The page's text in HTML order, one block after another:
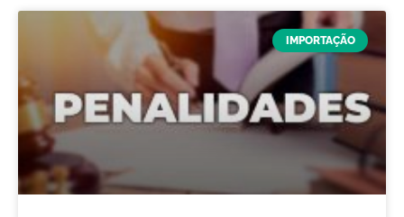
IMPORTAÇÃO